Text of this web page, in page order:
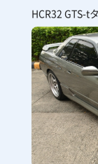
HCR32 GTS-t